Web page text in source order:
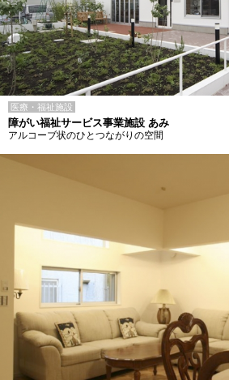
医療・福祉施設
障がい福祉サービス事業施設 あみ
アルコーブ状のひとつながりの空間